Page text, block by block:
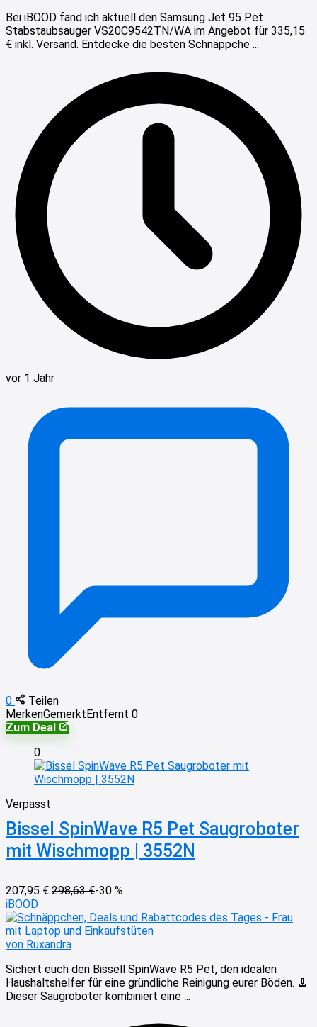
Bei iBOOD fand ich aktuell den Samsung Jet 95 Pet
Stabstaubsauger VS20C9542TN/WA im Angebot für 335,15
€ inkl. Versand. Entdecke die besten Schnäppche ...
vor 1 Jahr
0
Teilen
MerkenGemerktEntfernt 0
Zum Deal
0
Verpasst
Bissel SpinWave R5 Pet Saugroboter
mit Wischmopp | 3552N
207,95 € 298,63 €-30 %
iBOOD
von Ruxandra
Sichert euch den Bissell SpinWave R5 Pet, den idealen
Haushaltshelfer für eine gründliche Reinigung eurer Böden. 🧹
Dieser Saugroboter kombiniert eine ...